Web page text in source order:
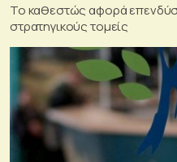
Το καθεστώς αφορά
στρατηγικούς τομείς